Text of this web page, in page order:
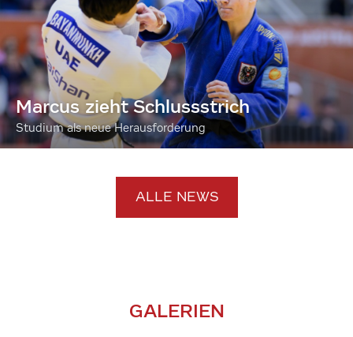
Marcus zieht Schlussstrich
Studium als neue Herausforderung
ALLE NEWS
GALERIEN